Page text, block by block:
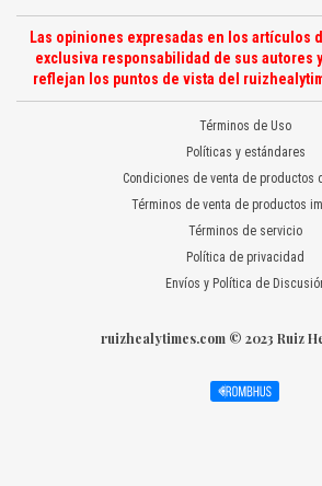
Las opiniones expresadas en los artículos
exclusiva responsabilidad de sus autores
reflejan los puntos de vista del
Términos de Uso
Políticas y estándares
Condiciones de venta de productos
Términos de venta de productos
Términos de servicio
Política de privacidad
Envíos y Política de
ruizhealytimes.com © 2023 Ruiz